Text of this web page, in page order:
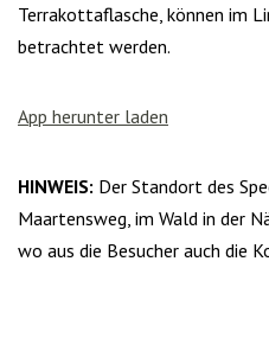
Terrakottaflasche, können im
betrachtet werden.
App herunter laden
HINWEIS: Der Standort des
Maartensweg, im Wald in der
wo aus die Besucher auch die